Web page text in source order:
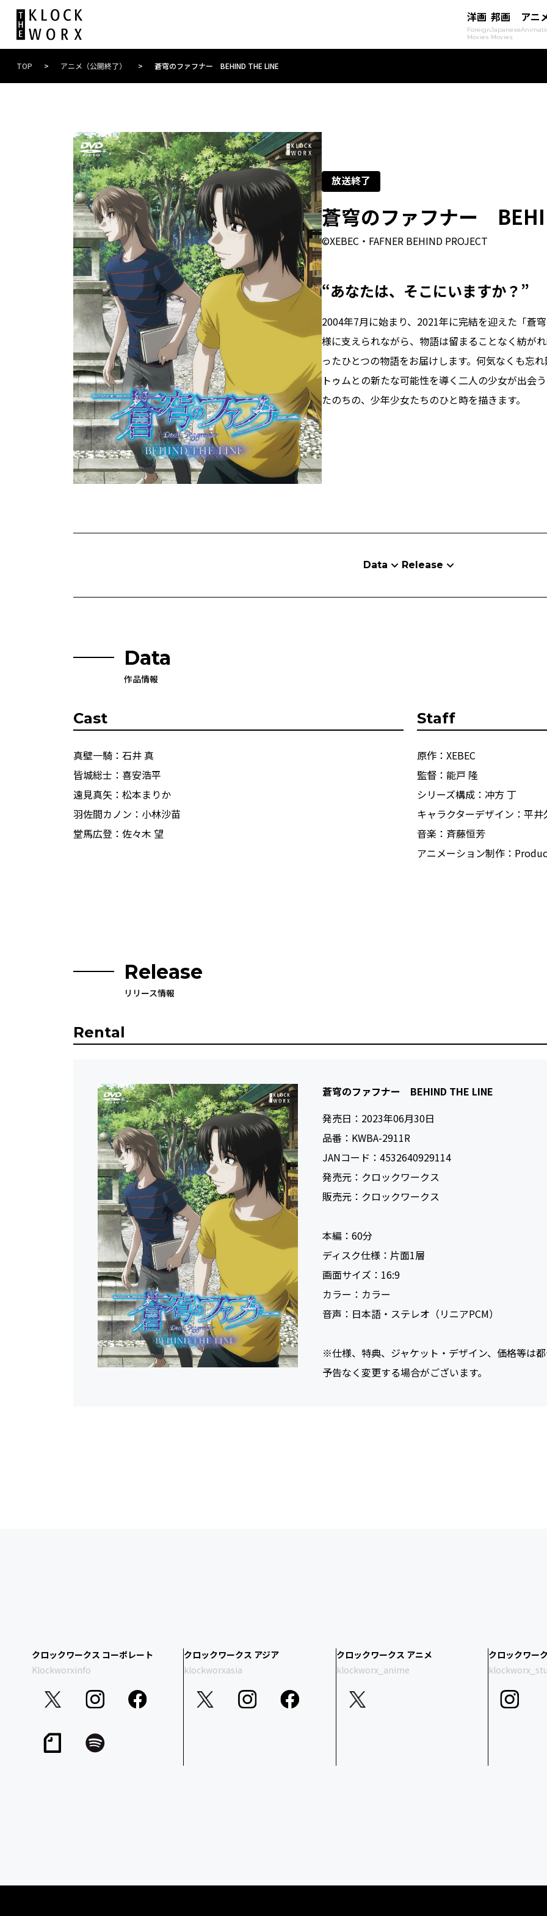
洋画
Foreign
Movies
邦画
Japanese
Movies
アニ
TOP > アニメ（公開終了） > 蒼穹のファフナー BEHIND THE LINE
放送終了
蒼穹のファフナー
©XEBEC・FAFNER BEHIND PROJECT
“あなたは、そこにいますか？”
2004年7月に始まり、2021年に完結を迎えた「蒼
様に支えられながら、物語は留まることなく紡が
ったひとつの物語をお届けします。何気なくも忘
トゥムとの新たな可能性を導く二人の少女が出
たのちの、少年少女たちのひと時を描きます。
Data Release
Data
作品情報
Cast
真壁一騎：石井 真
皆城総士：喜安浩平
遠見真矢：松本まりか
羽佐間カノン：小林沙苗
堂馬広登：佐々木 望
Staff
原作：XEBEC
監督：能戸 隆
シリーズ構成：冲方 丁
キャラクターデザイン：平井
音楽：斉藤恒芳
アニメーション制作：
Release
リリース情報
Rental
蒼穹のファフナー BEHIND THE LINE
発売日： 2023年06月30日
品番： KWBA-2911R
JANコード： 4532640929114
発売元： クロックワークス
販売元： クロックワークス
本編： 60
ディスク仕様： 片面1層
画面サイズ： 16:9
カラー： カラー
音声： 日本語・ステレオ（リニアPCM）
※仕様、特典、ジャケット・デザイン、価格等は
予告なく変更する場合がございます。
クロックワークス コーポレート
Klockworxinfo
クロックワークス アジア
klockworxasia
クロックワークス アニメ
klockworx_anime
クロックワー